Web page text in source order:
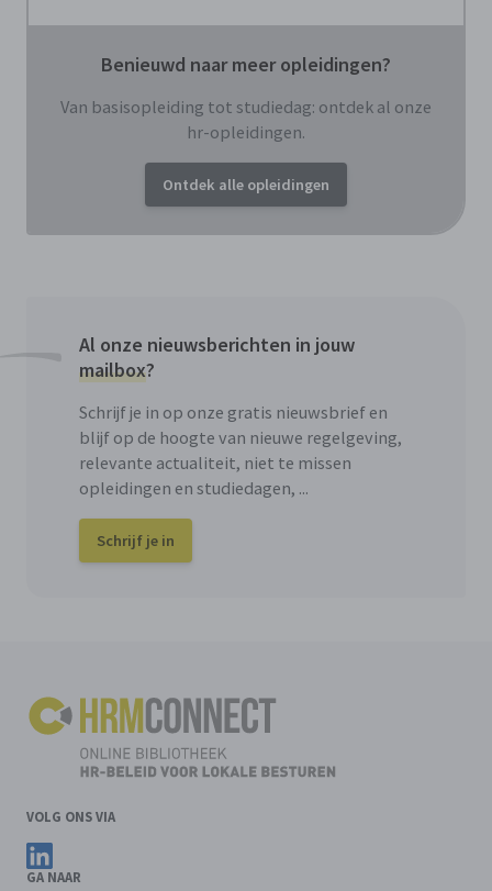
Benieuwd naar meer opleidingen?
Van basisopleiding tot studiedag: ontdek al onze
hr-opleidingen.
Ontdek alle opleidingen
Al onze nieuwsberichten in jouw
mailbox?
Schrijf je in op onze gratis nieuwsbrief en
blijf op de hoogte van nieuwe regelgeving,
relevante actualiteit, niet te missen
opleidingen en studiedagen, ...
Schrijf je in
VOLG ONS VIA
Volg ons op LinkedIn
GA NAAR